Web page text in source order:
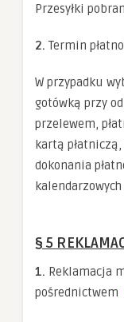
Przesyłki
2. Termin
W przypadku
gotówką przy
przelewem,
kartą
dokonania
§ 5
1. Reklamacja
pośrednictwem